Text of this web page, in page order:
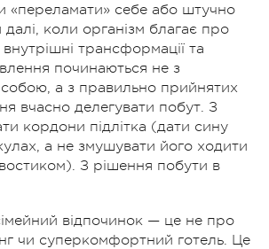
«переламати» себе або штучно
далі, коли організм благає про
трансформації та
починаються не з
а з правильно прийнятих
вчасно делегувати побут. З
кордони підлітка (дати сину
а не змушувати його ходити
З рішення побути в
відпочинок — це не про
чи суперкомфортний готель. Це